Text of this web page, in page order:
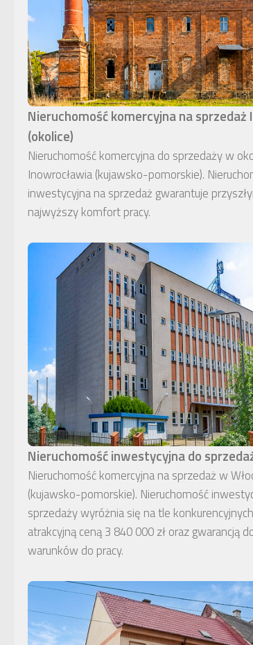
Nieruchomość komercyjna na sprzedaż
(okolice)
Nieruchomość komercyjna do sprzedaży w
Inowrocławia (kujawsko-pomorskie).
inwestycyjna na sprzedaż gwarantuje
najwyższy komfort pracy.
Nieruchomość inwestycyjna do
Nieruchomość komercyjna na sprzedaż w
(kujawsko-pomorskie). Nieruchomość
sprzedaży wyróżnia się na tle
atrakcyjną ceną 3 840 000 zł oraz gwarancją
warunków do pracy.